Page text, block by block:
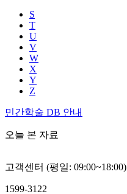
S
T
U
V
W
X
Y
Z
민간학술 DB 안내
오늘 본 자료
고객센터 (평일: 09:00~18:00)
1599-3122